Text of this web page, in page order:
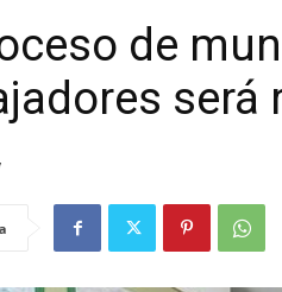
de
será